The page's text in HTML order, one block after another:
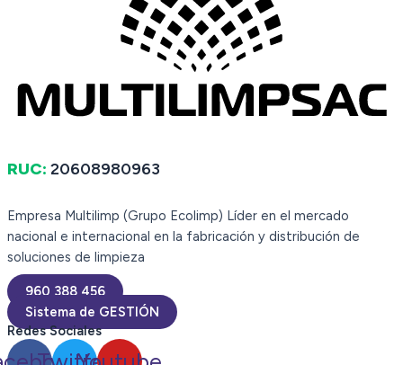
RUC: 20608980963
Empresa Multilimp (Grupo Ecolimp) Líder en el mercado
nacional e internacional en la fabricación y distribución de
soluciones de limpieza
960 388 456
Sistema de GESTIÓN
Redes Sociales